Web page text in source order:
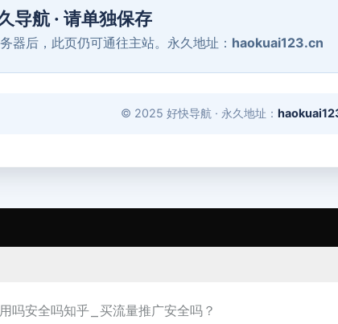
吗安全吗知乎_买流量推广安全吗？